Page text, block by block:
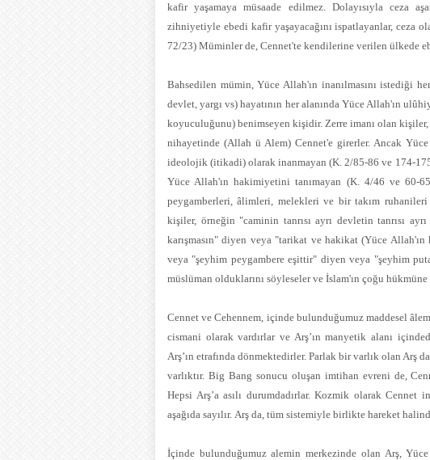
kafir yaşamaya müsaade edilmez. Dolayısıyla ceza
zihniyetiyle ebedi kafir yaşayacağını ispatlayanlar, ceza
72/23) Müminler de, Cennet'te kendilerine verilen ülkede
Bahsedilen mümin, Yüce Allah'ın inanılmasını istediği
devlet, yargı vs) hayatının her alanında Yüce Allah'ın
koyuculuğunu) benimseyen kişidir. Zerre imanı olan
nihayetinde (Allah ü Alem) Cennet'e girerler. Ancak Yüce
ideolojik (itikadi) olarak inanmayan (K. 2/85-86 ve 174-
Yüce Allah'ın hakimiyetini tanımayan (K. 4/46 ve 60-
peygamberleri, âlimleri, melekleri ve bir takım
kişiler, örneğin "caminin tanrısı ayrı devletin tanrısı
karışmasın" diyen veya "tarikat ve hakikat (Yüce
veya "şeyhim peygambere eşittir" diyen veya "şeyhim
müslüman olduklarını söyleseler ve İslam'ın çoğu
Cennet ve Cehennem, içinde bulunduğumuz maddesel
cismani olarak vardırlar ve Arş’ın manyetik alanı
Arş’ın etrafında dönmektedirler. Parlak bir varlık olan Arş
varlıktır. Big Bang sonucu oluşan imtihan evreni de,
Hepsi Arş’a asılı durumdadırlar. Kozmik olarak Cennet
aşağıda sayılır. Arş da, tüm sistemiyle birlikte hareket
İçinde bulunduğumuz alemin merkezinde olan Arş,